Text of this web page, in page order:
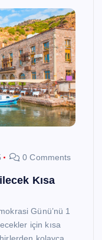
0 Comments
Kısa
Günü’nü 1
için kısa